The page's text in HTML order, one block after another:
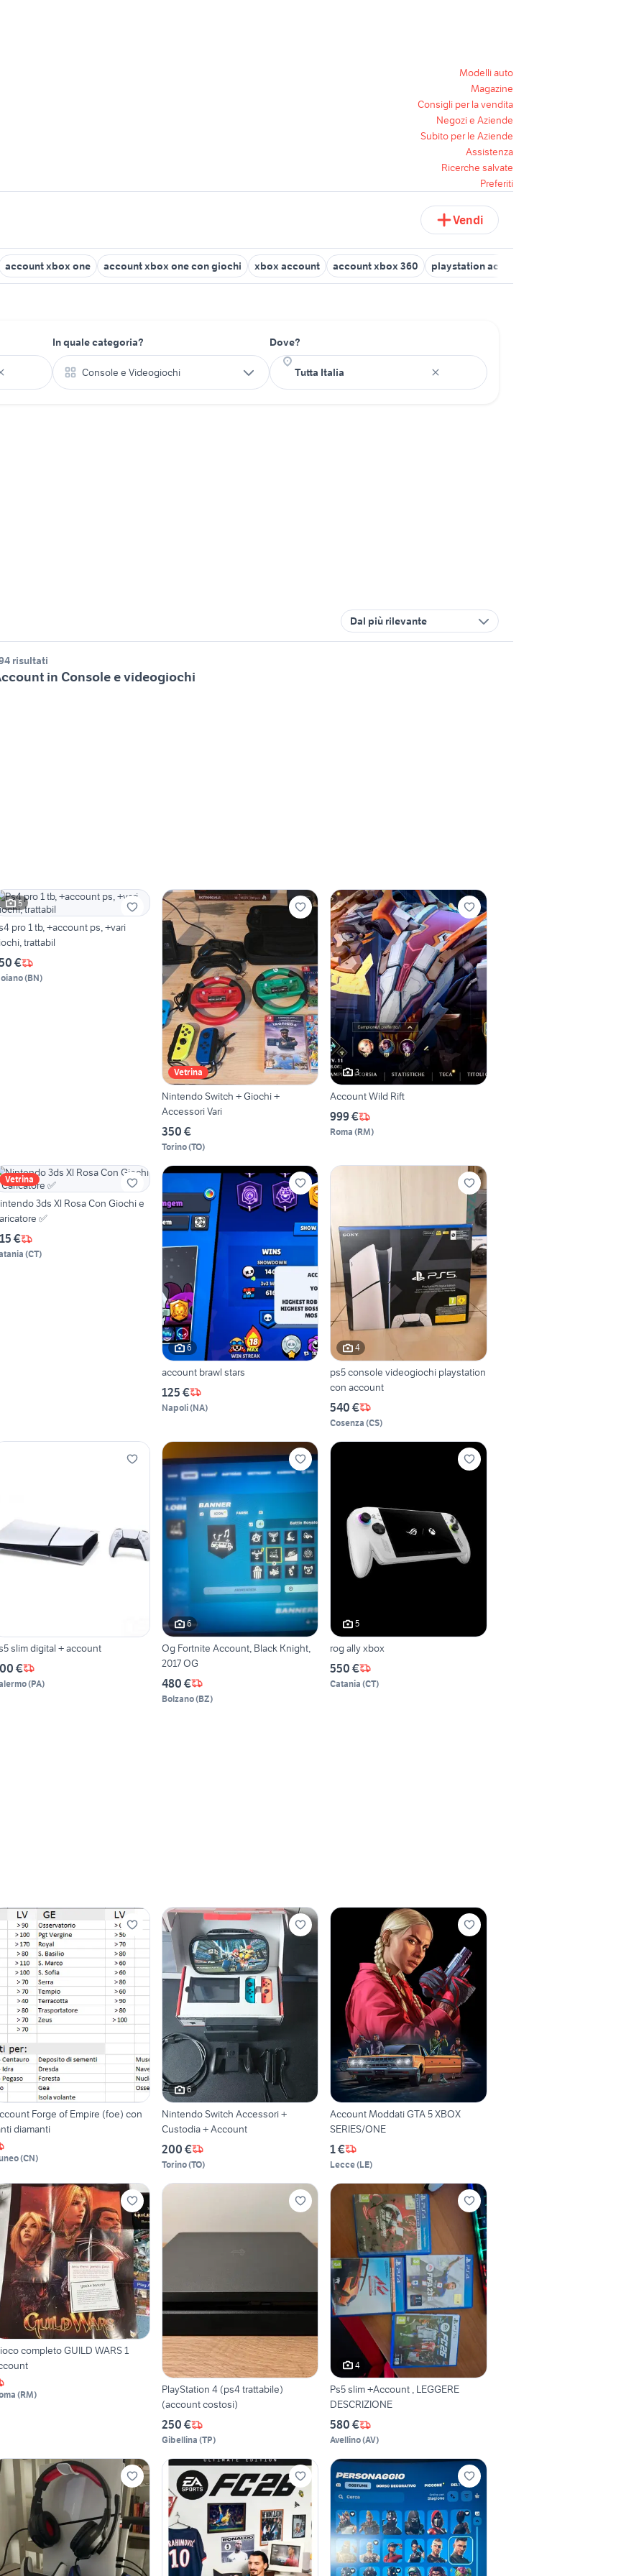
Modelli auto
Magazine
Consigli per la vendita
Negozi e Aziende
Subito per le Aziende
Assistenza
Ricerche salvate
Preferiti
Vendi
account xbox one account xbox one con giochi xbox account account xbox 360 playstation account
In quale categoria?
Console e Videogiochi
Dove?
Dal più rilevante
risultati
in Console e videogiochi
5
pro 1 tb, +account ps, +vari
trattabil
€
(BN)
Vetrina
Nintendo Switch + Giochi +
Accessori Vari
350 €
Torino(TO)
3
Account Wild Rift
999 €
Roma (RM)
Vetrina
3ds Xl Rosa Con Giochi e
✅
€
(CT)
6
account brawl stars
125 €
Napoli(NA)
4
ps5 console videogiochi playstation
con account
540 €
Cosenza (CS)
slim digital + account
€
(PA)
6
Og Fortnite Account, Black Knight,
2017 OG
480 €
Bolzano(BZ)
5
rog ally xbox
550 €
Catania (CT)
Forge of Empire (foe) con
diamanti
(CN)
6
Nintendo Switch Accessori +
Custodia + Account
200 €
Torino(TO)
Account Moddati GTA 5 XBOX
SERIES/ONE
1 €
Lecce(LE)
completo GUILD WARS 1
(RM)
PlayStation 4 (ps4 trattabile)
(account costosi)
250 €
Gibellina (TP)
4
Ps5 slim +Account , LEGGERE
DESCRIZIONE
580 €
Avellino(AV)